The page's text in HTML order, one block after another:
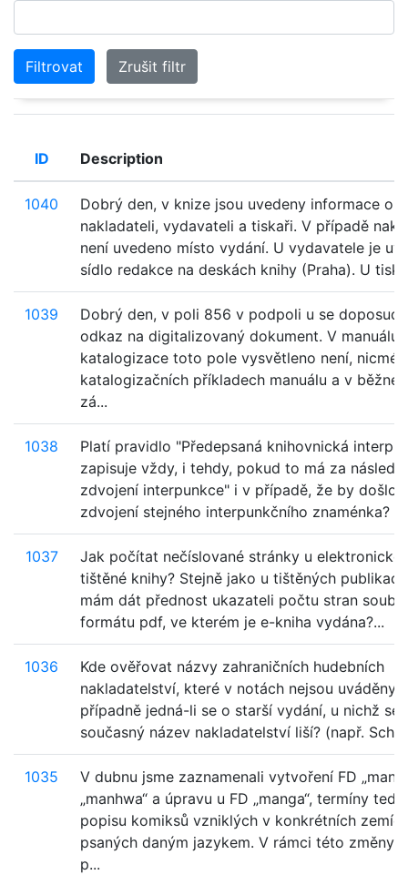
Filtrovat Zrušit filtr
ID Description
1040
Dobrý den, v knize jsou uvedeny informace o
nakladateli, vydavateli a tiskaři. V případě
není uvedeno místo vydání. U vydavatele je
sídlo redakce na deskách knihy (Praha). U
1039
Dobrý den, v poli 856 v podpoli u se doposud
odkaz na digitalizovaný dokument. V manuálu
katalogizace toto pole vysvětleno není,
katalogizačních příkladech manuálu a v běžné
zá...
1038
Platí pravidlo "Předepsaná knihovnická
zapisuje vždy, i tehdy, pokud to má za
zdvojení interpunkce" i v případě, že by došlo
zdvojení stejného interpunkčního znaménka?
1037
Jak počítat nečíslované stránky u elektronické
tištěné knihy? Stejně jako u tištěných
mám dát přednost ukazateli počtu stran
formátu pdf, ve kterém je e-kniha vydána?...
1036
Kde ověřovat názvy zahraničních hudebních
nakladatelství, které v notách nejsou uváděny
případně jedná-li se o starší vydání, u nichž se
současný název nakladatelství liší? (např.
1035
V dubnu jsme zaznamenali vytvoření FD
„manhwa“ a úpravu u FD „manga“, termíny teď
popisu komiksů vzniklých v konkrétních
psaných daným jazykem. V rámci této změny
p...